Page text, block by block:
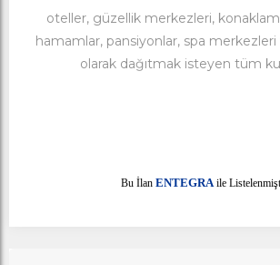
oteller, güzellik merkezleri,
hamamlar, pansiyonlar, spa
olarak dağıtmak isteyen tüm
Bu İlan ENTEGRAile